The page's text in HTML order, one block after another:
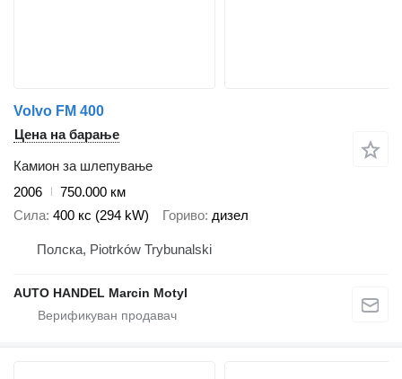
Volvo FM 400
Цена на барање
Камион за шлепување
2006
750.000 км
Сила 400 кс (294 kW) Гориво дизел
Полска, Piotrków Trybunalski
AUTO HANDEL Marcin Motyl